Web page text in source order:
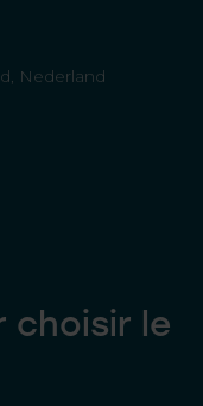
Nederland
choisir le